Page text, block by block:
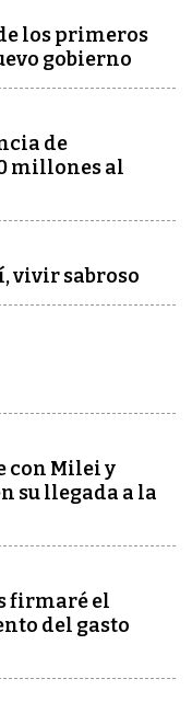
los primeros
gobierno
de
millones al
vivir sabroso
con Milei y
su llegada a la
firmaré el
del gasto